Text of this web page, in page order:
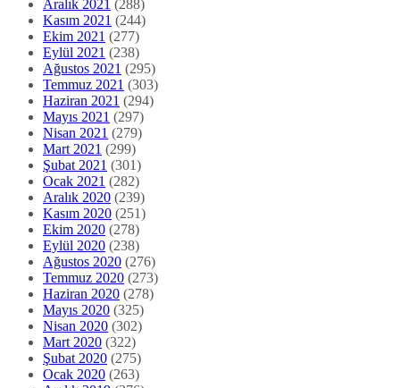
Aralık 2021 (288)
Kasım 2021 (244)
Ekim 2021 (277)
Eylül 2021 (238)
Ağustos 2021 (295)
Temmuz 2021 (303)
Haziran 2021 (294)
Mayıs 2021 (297)
Nisan 2021 (279)
Mart 2021 (299)
Şubat 2021 (301)
Ocak 2021 (282)
Aralık 2020 (239)
Kasım 2020 (251)
Ekim 2020 (278)
Eylül 2020 (238)
Ağustos 2020 (276)
Temmuz 2020 (273)
Haziran 2020 (278)
Mayıs 2020 (325)
Nisan 2020 (302)
Mart 2020 (322)
Şubat 2020 (275)
Ocak 2020 (263)